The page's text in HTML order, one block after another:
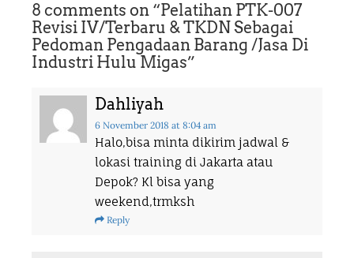
8 comments on “Pelatihan PTK-007
Revisi IV/Terbaru & TKDN Sebagai
Pedoman Pengadaan Barang /Jasa Di
Industri Hulu Migas”
Dahliyah
6 November 2018 at 8:04 am
Halo,bisa minta dikirim jadwal &
lokasi training di Jakarta atau
Depok? Kl bisa yang
weekend,trmksh
Reply